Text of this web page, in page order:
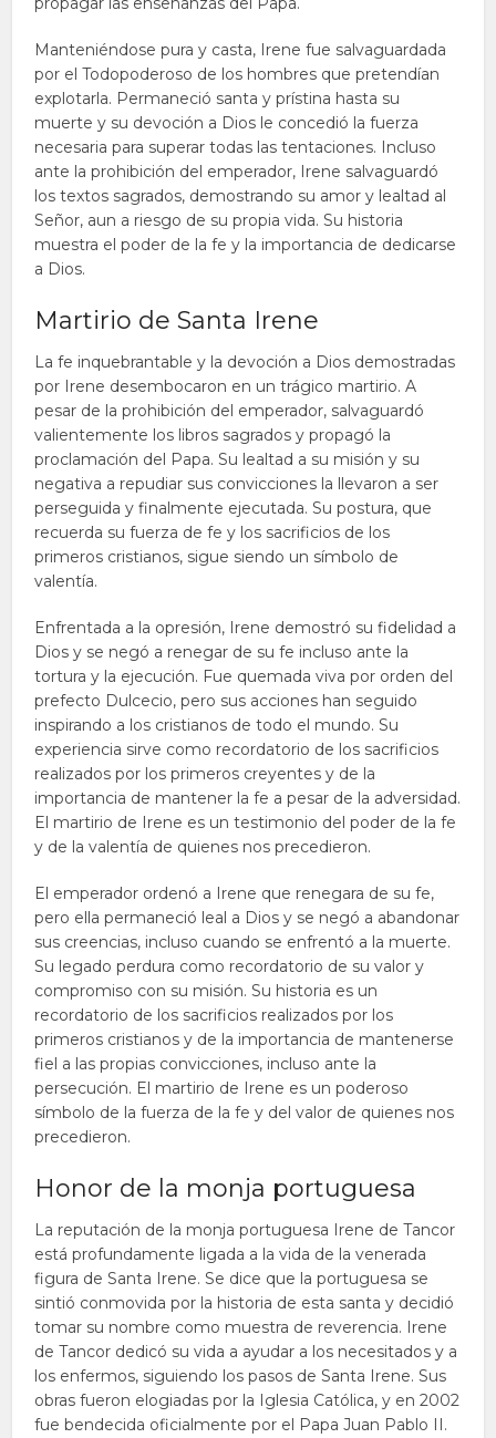
Manteniéndose pura y casta, Irene fue salvaguardada
por el Todopoderoso de los hombres que pretendían
explotarla. Permaneció santa y prístina hasta su
muerte y su devoción a Dios le concedió la fuerza
necesaria para superar todas las tentaciones. Incluso
ante la prohibición del emperador, Irene salvaguardó
los textos sagrados, demostrando su amor y lealtad al
Señor, aun a riesgo de su propia vida. Su historia
muestra el poder de la fe y la importancia de dedicarse
a Dios.
Martirio de Santa Irene
La fe inquebrantable y la devoción a Dios demostradas
por Irene desembocaron en un trágico martirio. A
pesar de la prohibición del emperador, salvaguardó
valientemente los libros sagrados y propagó la
proclamación del Papa. Su lealtad a su misión y su
negativa a repudiar sus convicciones la llevaron a ser
perseguida y finalmente ejecutada. Su postura, que
recuerda su fuerza de fe y los sacrificios de los
primeros cristianos, sigue siendo un símbolo de
valentía.
Enfrentada a la opresión, Irene demostró su fidelidad a
Dios y se negó a renegar de su fe incluso ante la
tortura y la ejecución. Fue quemada viva por orden del
prefecto Dulcecio, pero sus acciones han seguido
inspirando a los cristianos de todo el mundo. Su
experiencia sirve como recordatorio de los sacrificios
realizados por los primeros creyentes y de la
importancia de mantener la fe a pesar de la adversidad.
El martirio de Irene es un testimonio del poder de la fe
y de la valentía de quienes nos precedieron.
El emperador ordenó a Irene que renegara de su fe,
pero ella permaneció leal a Dios y se negó a abandonar
sus creencias, incluso cuando se enfrentó a la muerte.
Su legado perdura como recordatorio de su valor y
compromiso con su misión. Su historia es un
recordatorio de los sacrificios realizados por los
primeros cristianos y de la importancia de mantenerse
fiel a las propias convicciones, incluso ante la
persecución. El martirio de Irene es un poderoso
símbolo de la fuerza de la fe y del valor de quienes nos
precedieron.
Honor de la monja portuguesa
La reputación de la monja portuguesa Irene de Tancor
está profundamente ligada a la vida de la venerada
figura de Santa Irene. Se dice que la portuguesa se
sintió conmovida por la historia de esta santa y decidió
tomar su nombre como muestra de reverencia. Irene
de Tancor dedicó su vida a ayudar a los necesitados y a
los enfermos, siguiendo los pasos de Santa Irene. Sus
obras fueron elogiadas por la Iglesia Católica, y en 2002
fue bendecida oficialmente por el Papa Juan Pablo II.